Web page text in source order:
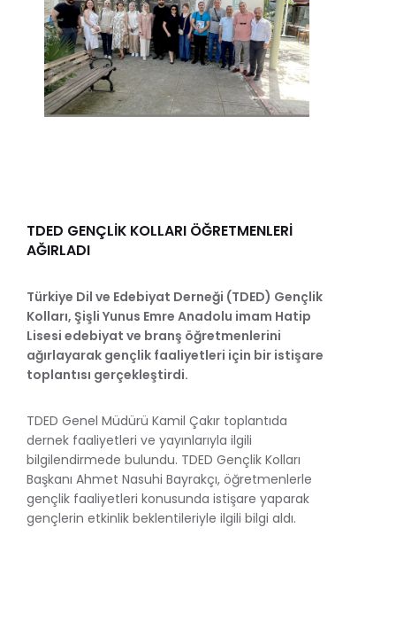
TDED GENÇLİK KOLLARI ÖĞRETMENLERİ
AĞIRLADI
Türkiye Dil ve Edebiyat Derneği (TDED) Gençlik
Kolları, Şişli Yunus Emre Anadolu imam Hatip
Lisesi edebiyat ve branş öğretmenlerini
ağırlayarak gençlik faaliyetleri için bir istişare
toplantısı gerçekleştirdi.
TDED Genel Müdürü Kamil Çakır toplantıda
dernek faaliyetleri ve yayınlarıyla ilgili
bilgilendirmede bulundu. TDED Gençlik Kolları
Başkanı Ahmet Nasuhi Bayrakçı, öğretmenlerle
gençlik faaliyetleri konusunda istişare yaparak
gençlerin etkinlik beklentileriyle ilgili bilgi aldı.